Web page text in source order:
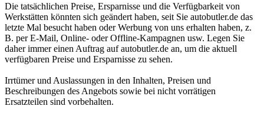
Die tatsächlichen Preise, Ersparnisse und die Verfügbarkeit von
Werkstätten könnten sich geändert haben, seit Sie autobutler.de das
letzte Mal besucht haben oder Werbung von uns erhalten haben, z.
B. per E-Mail, Online- oder Offline-Kampagnen usw. Legen Sie
daher immer einen Auftrag auf autobutler.de an, um die aktuell
verfügbaren Preise und Ersparnisse zu sehen.
Irrtümer und Auslassungen in den Inhalten, Preisen und
Beschreibungen des Angebots sowie bei nicht vorrätigen
Ersatzteilen sind vorbehalten.